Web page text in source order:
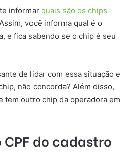
informar quais são os chips
você informa qual é o
e fica sabendo se o chip é seu
de lidar com essa situação e
não concorda? Além disso,
tem outro chip da operadora em
do cadastro